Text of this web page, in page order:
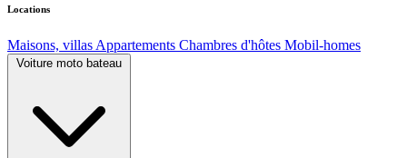
Locations
Maisons, villas Appartements Chambres d'hôtes Mobil-homes
Voiture moto bateau